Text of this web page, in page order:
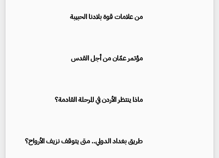
من علامات قوة بلادنا الحبيبة
مؤتمر عمّان من أجل القدس
ماذا ينتظر الأردن في المرحلة القادمة؟
طريق بغداد الدولي.. متى يتوقف نزيف الأرواح؟